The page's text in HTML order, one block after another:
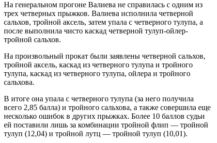
На генеральном прогоне Валиева не справилась с одним из
трех четверных прыжков. Валиева исполнила четверной
сальхов, тройной аксель, затем упала с четверного тулупа, а
после выполнила чисто каскад четверной тулуп-ойлер-
тройной сальхов.
На произвольный прокат были заявлены четверной сальхов,
тройной аксель, каскад из четверного тулупа и тройного
тулупа, каскад из четверного тулупа, ойлера и тройного
сальхова.
В итоге она упала с четверного тулупа (за него получила
всего 2,85 балла) и тройного сальхова, а также совершила еще
несколько ошибок в других прыжках. Более 10 баллов судьи
ей поставили лишь за комбинации тройной флип — тройной
тулуп (12,04) и тройной лутц — тройной тулуп (10,01).